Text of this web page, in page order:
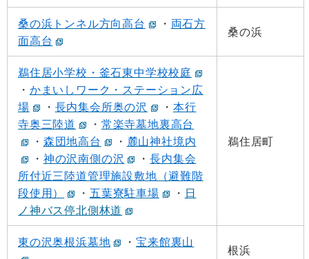
桑の浜トンネル方向高台 ・ 両石方
面高台
桑の浜
鵜住居小学校・釜石東中学校校庭
・ かまいしワーク・ステーション広
場
・ 長内集会所奥の沢 ・ 本行
寺奥三陸道
・ 常楽寺墓地裏高台
・ 森団地高台 ・ 麓山神社境内
・ 神の沢南側の沢 ・長内集会
所付近三陸道管理施設敷地（避難階
段使用）
・五葉寮駐車場 ・ 日
ノ神バス停北側林道
鵜住居町
東の沢奥根浜墓地 ・宝来館裏山
根浜